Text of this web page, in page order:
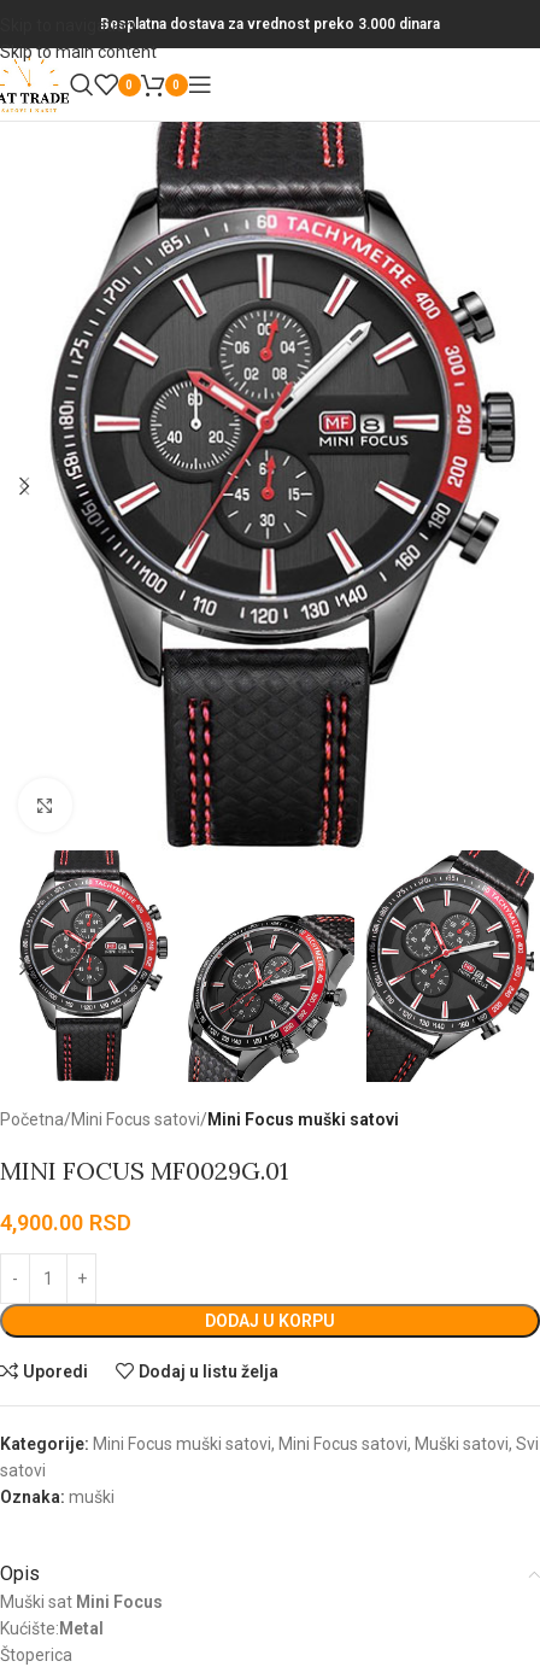
Skip to navigation
Skip to main content
Besplatna dostava za vrednost preko 3.000 dinara
0 0
Click to enlarge
Početna Mini Focus satovi Mini Focus muški satovi
MINI FOCUS MF0029G.01
4,900.00 RSD
DODAJ U KORPU
Uporedi Dodaj u listu želja
Kategorije: Mini Focus muški satovi, Mini Focus satovi, Muški satovi, Svi
satovi
Oznaka: muški
Opis
Muški sat Mini Focus
Kućište:Metal
Štoperica